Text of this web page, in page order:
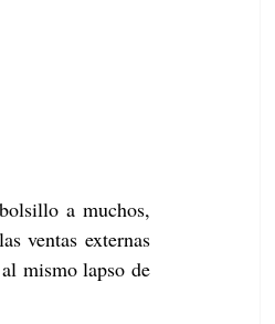
a muchos,
ventas externas
mismo lapso de